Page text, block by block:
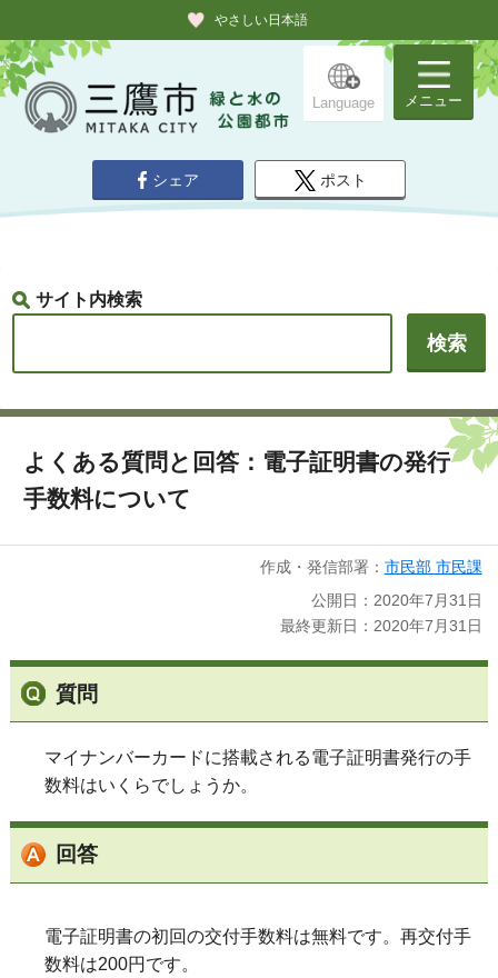
やさしい日本語
Language メニュー
シェア ポスト
サイト内検索
よくある質問と回答：電子証明書の発行
手数料について
作成・発信部署： 市民部 市民課
公開日：2020年7月31日
最終更新日：2020年7月31日
質問
マイナンバーカードに搭載される電子証明書発行の手
数料はいくらでしょうか。
回答
電子証明書の初回の交付手数料は無料です。再交付手
数料は200円です。